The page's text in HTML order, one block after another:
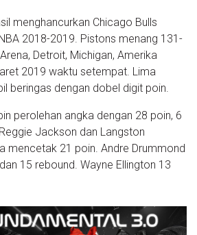
menghancurkan Chicago Bulls
2018-2019. Pistons menang 131-
Detroit, Michigan, Amerika
2019 waktu setempat. Lima
beringas dengan dobel digit poin.
perolehan angka dengan 28 poin, 6
Jackson dan Langston
mencetak 21 poin. Andre Drummond
15 rebound. Wayne Ellington 13